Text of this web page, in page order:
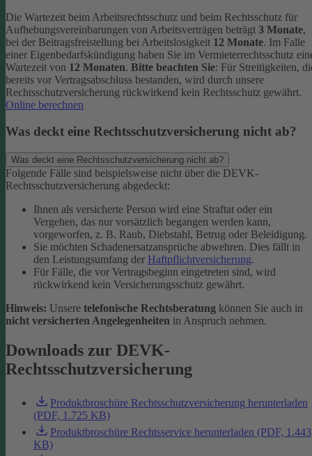
Die Wartezeit beim Arbeitsrechtsschutz und beim Rechtsschutz für
Aufhebungsvereinbarungen von Arbeitsverträgen beträgt 3 Monate,
bei der Beitragsfreistellung bei Arbeitslosigkeit 12 Monate. Im Falle
einer Eigenbedarfskündigung haben Sie im Vermieterrechtsschutz
Wartezeit von 12 Monaten. Bitte beachten Sie: Für Streitigkeiten,
bereits vor Vertragsabschluss bestanden, wird durch unsere
Rechtsschutzversicherung rückwirkend kein Rechtsschutz gewährt.
Online berechnen
Was deckt eine Rechtsschutzversicherung nicht ab?
Was deckt eine Rechtsschutzversicherung nicht ab?
Folgende Fälle sind beispielsweise nicht über die DEVK-
Rechtsschutzversicherung abgedeckt:
Ihnen als versicherte Person wird eine Straftat oder ein
Vergehen, das nur vorsätzlich begangen werden kann,
vorgeworfen, z. B. Raub, Diebstahl, Betrug oder Beleidigung.
Sie möchten Schadenersatzansprüche abwehren. Dies fällt in
den Leistungsumfang der Haftpflichtversicherung.
Für Fälle, die vor Vertragsbeginn eingetreten sind, wird
rückwirkend kein Versicherungsschutz gewährt.
Hinweis: Unsere telefonische Rechtsberatung können Sie auch in
nicht versicherten Angelegenheiten in Anspruch nehmen.
Downloads zur DEVK-
Rechtsschutzversicherung
Produktbroschüre Rechtsschutzversicherung herunterladen
(PDF, 1.725 KB)
Produktbroschüre Rechtsservice herunterladen (PDF, 1.443
KB)